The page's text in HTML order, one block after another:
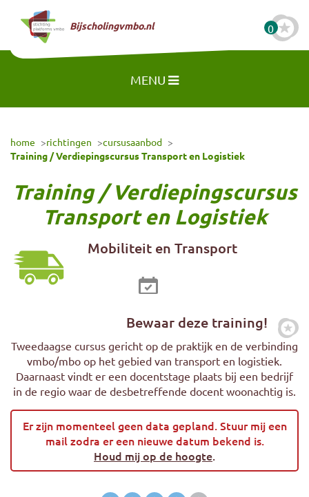
Naar hoofdinhoud
Bijscholingvmbo.nl 0
MENU
home richtingen
cursusaanbod
Training / Verdiepingscursus Transport en Logistiek
Training / Verdiepingscursus
Transport en Logistiek
Mobiliteit en Transport
Bewaar deze training!
Tweedaagse cursus gericht op de praktijk en de verbinding
vmbo/mbo op het gebied van transport en logistiek.
Daarnaast vindt er een docentstage plaats bij een bedrijf
in de regio waar de desbetreffende docent woonachtig is.
Er zijn momenteel geen data gepland. Stuur mij een
mail zodra er een nieuwe datum bekend is.
Houd mij op de hoogte.